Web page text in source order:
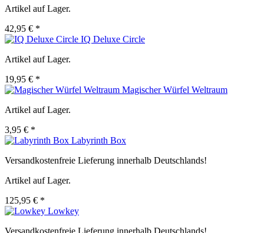
Artikel auf Lager.
42,95 € *
IQ Deluxe Circle
Artikel auf Lager.
19,95 € *
Magischer Würfel Weltraum
Artikel auf Lager.
3,95 € *
Labyrinth Box
Versandkostenfreie Lieferung innerhalb Deutschlands!
Artikel auf Lager.
125,95 € *
Lowkey